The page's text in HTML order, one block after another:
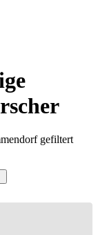
gefiltert